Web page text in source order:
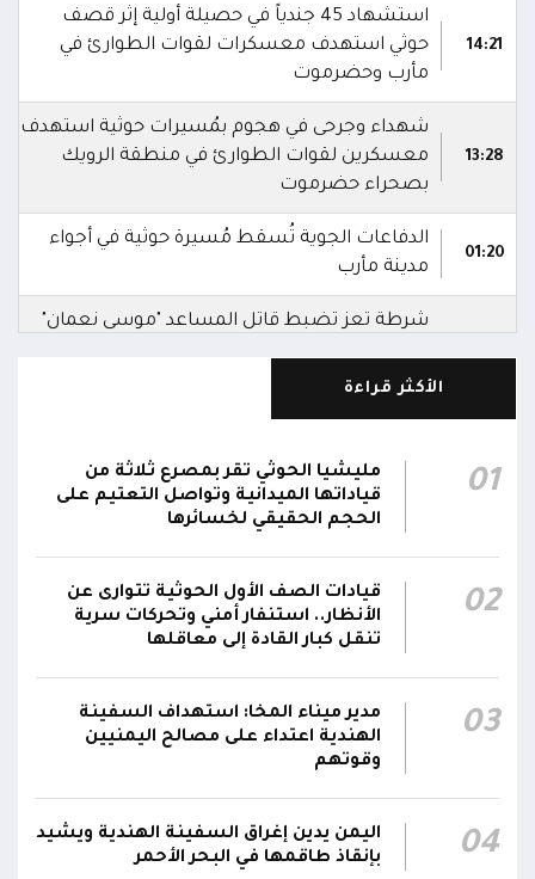
14:21
استشهاد 45 جندياً في حصيلة أولية إثر قصف
حوثي استهدف معسكرات لقوات الطوارئ في
مأرب وحضرموت
13:28
شهداء وجرحى في هجوم بمُسيرات حوثية استهدف
معسكرين لقوات الطوارئ في منطقة الرويك
بصحراء حضرموت
01:20
الدفاعات الجوية تُسقط مُسيرة حوثية في أجواء
مدينة مأرب
شرطة تعز تضبط قاتل المساعد "موسى نعمان"
الجريمة.. وتؤكد استكمال الإجراءات لإحالته إلى
23:16
مركز الملك سلمان يوقع برنامجاً لإعادة تأهيل
وتجهيز 11 منشأة صحية في لحج والضالع
وسقطرى يستفيد منها أكثر من 112 ألف شخص
22:01
سعودية خلال 24 ساعة بصاروخ باليستي في خليج
21:45
الشركة اليمنية للغاز: أعمال الصيانة أوشكت على
الانتهاء وإمدادات الغاز ستعود تدريجياً لتغطية
احتياجات كافة المحافظات
الأكثر قراءة
01
مليشيا الحوثي تقر بمصرع ثلاثة من
قياداتها الميدانية وتواصل التعتيم على
الحجم الحقيقي لخسائرها
02
قيادات الصف الأول الحوثية تتوارى عن
الأنظار.. استنفار أمني وتحركات سرية
تنقل كبار القادة إلى معاقلها
03
مدير ميناء المخا: استهداف السفينة
الهندية اعتداء على مصالح اليمنيين
وقوتهم
04
اليمن يدين إغراق السفينة الهندية ويشيد
بإنقاذ طاقمها في البحر الأحمر